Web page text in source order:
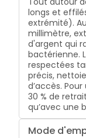
longs et
extrémité).
millimètre,
d'argent qui
bactérienne.
respectées
précis,
d’accès.
30 % de
qu’avec une
Mode